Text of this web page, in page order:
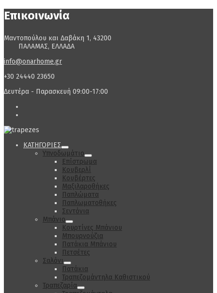
Επικοινωνία
Μαντοπούλου και Δαβάκη 1, 43200
ΠΑΛΑΜΑΣ, ΕΛΛΑΔΑ
info@onarhome.gr
+30 24440 23650
Δευτέρα - Παρασκευή 09:00-17:00
ΚΑΤΗΓΟΡΙΕΣ
Υπνοδωμάτιο
Επίστρωμα
Κουβερλί
Κουβέρτες
Μαξιλαροθήκες
Παπλώματα
Παπλωματοθήκες
Σεντόνια
Μπάνιο
Κουρτίνες Μπάνιου
Μπουρνούζια
Πατάκια Μπάνιου
Πετσέτες
Σαλόνι
Πατάκια
Τραπεζομάντηλα Καθιστικού
Τραπεζαρία